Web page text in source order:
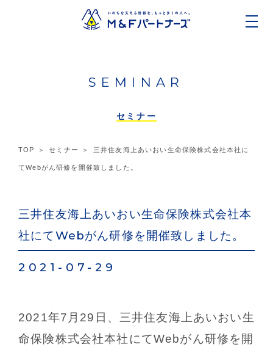
SEMINAR
セミナー
TOP セミナー 三井住友海上あいおい生命保険株式会社本社に
てWebがん研修を開催致しました。
三井住友海上あいおい生命保険株式会社本
社にてWebがん研修を開催致しました。
2021-07-29
2021年7月29日、三井住友海上あいおい生
命保険株式会社本社にてWebがん研修を開